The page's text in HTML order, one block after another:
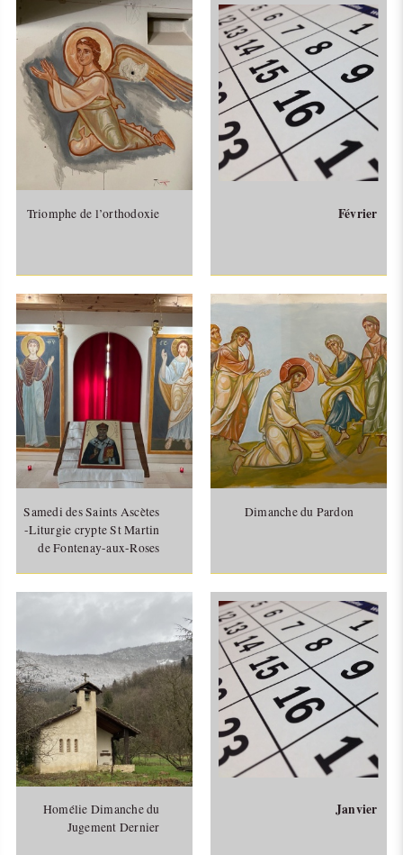
Triomphe de l’orthodoxie Février
Samedi des Saints Ascètes
-Liturgie crypte St Martin
de Fontenay-aux-Roses
Dimanche du Pardon
Homélie Dimanche du
Jugement Dernier
Janvier